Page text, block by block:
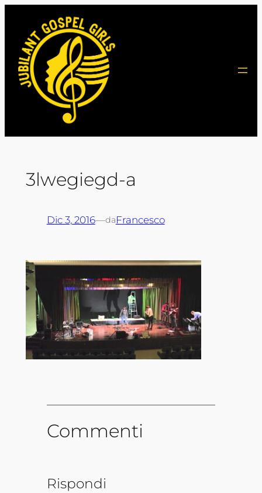
contenuto
3lwegiegd-a
Dic 3, 2016—daFrancesco
Commenti
Rispondi